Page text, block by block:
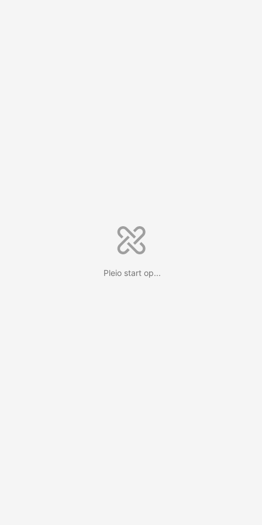
Pleio start op...